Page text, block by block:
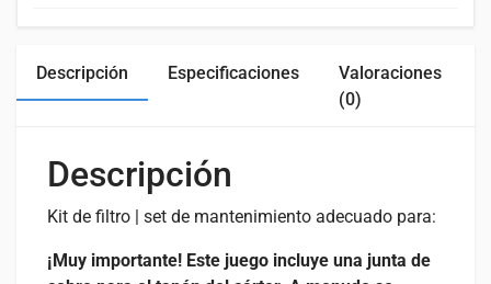
Descripción Especificaciones
Valoraciones
(0)
Descripción
Kit de filtro | set de mantenimiento adecuado para:
¡Muy importante! Este juego incluye una junta de